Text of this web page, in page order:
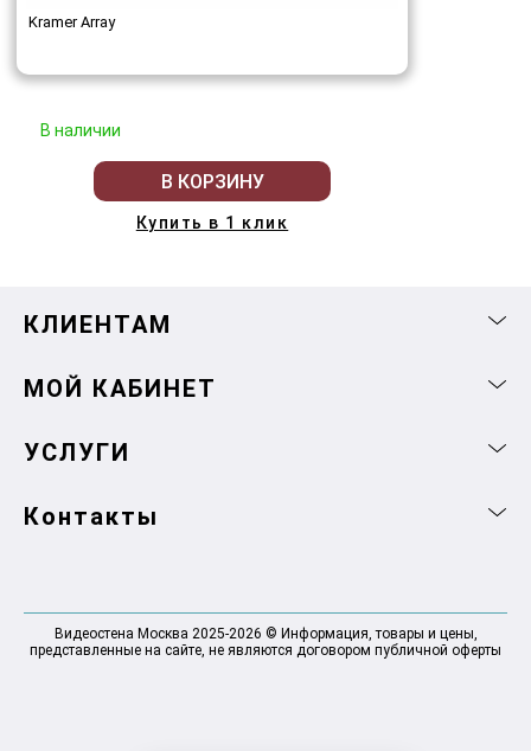
Kramer Array
В наличии
В КОРЗИНУ
Купить в 1 клик
КЛИЕНТАМ
МОЙ КАБИНЕТ
УСЛУГИ
Контакты
Видеостена Москва 2025-2026 © Информация, товары и цены,
представленные на сайте, не являются договором публичной оферты